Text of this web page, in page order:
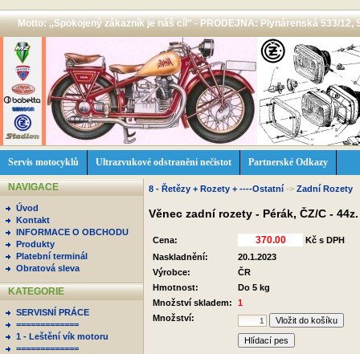
Motto: ,,Spokojený zákazník je náš cíl'' - PRODEJNA: Plynárenská 533/12,
Servis motocyklů Ultrazvukové odstranění nečistot Partnerské Odkazy
NAVIGACE
Úvod
Kontakt
INFORMACE O OBCHODU
Produkty
Platební terminál
Obratová sleva
KATEGORIE
SERVISNÍ PRÁCE
=============
1 - Leštění vík motoru
=============
8 - Řetězy + Rozety + ----Ostatní -> Zadní Rozety
Věnec zadní rozety - Pérák, ČZ/C -
Cena:
Kč s DPH
Naskladnění:
20.1.2023
Výrobce:
ČR
Hmotnost:
Do 5 kg
Množství skladem:
1
Množství:
Hlídací pes